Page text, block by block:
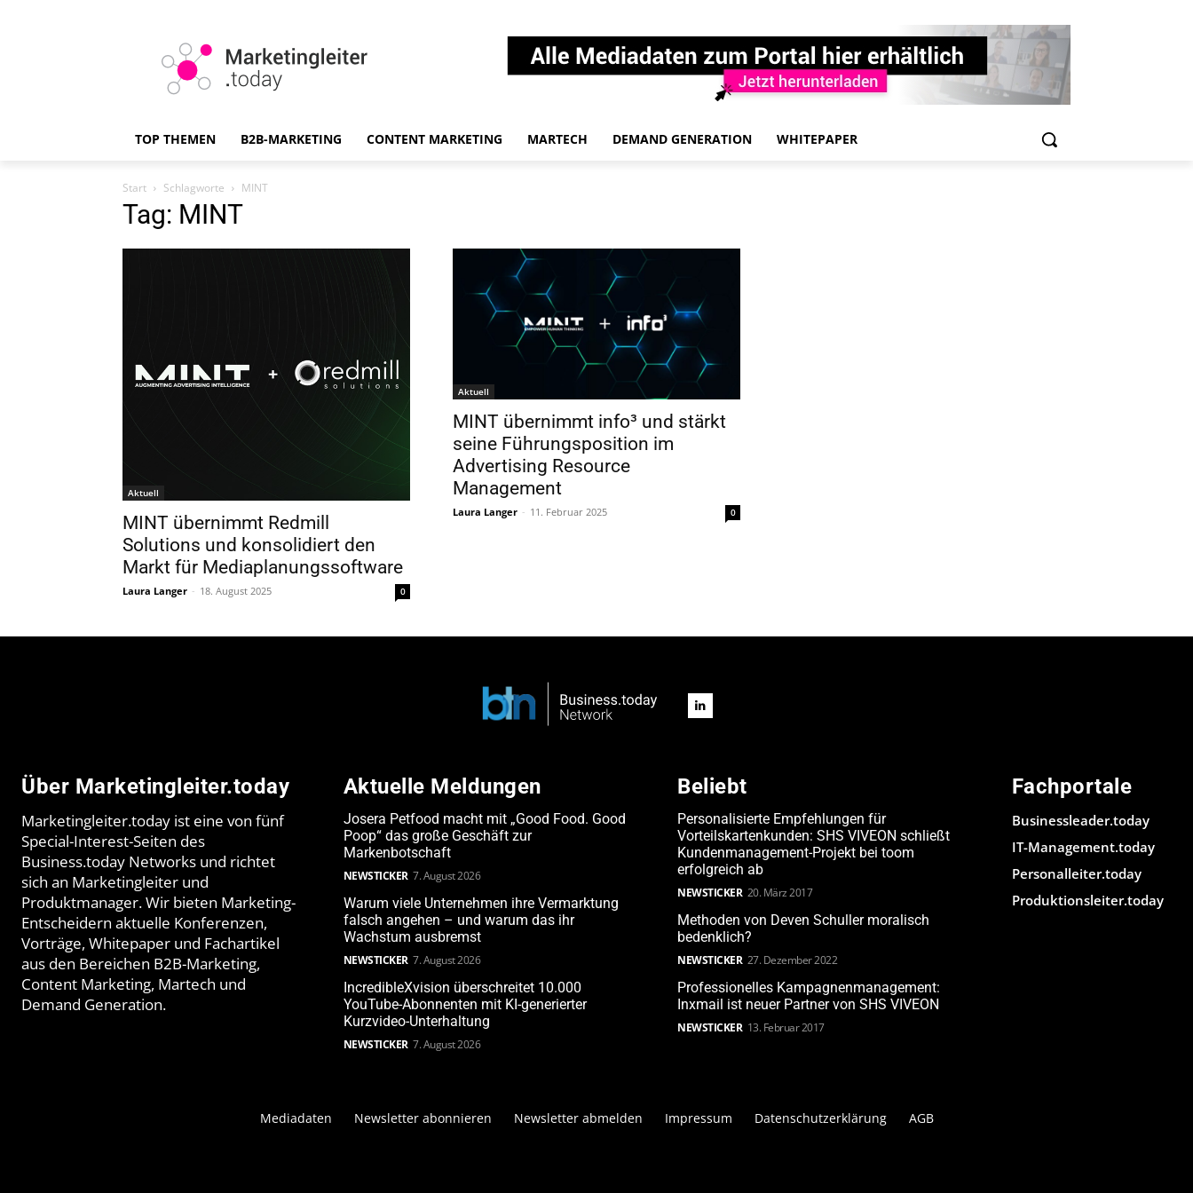
TOP THEMEN B2B-MARKETING CONTENT MARKETING MARTECH DEMAND GENERATION WHITEPAPER
Start Schlagworte MINT
Tag: MINT
Aktuell
MINT übernimmt Redmill
Solutions und konsolidiert den
Markt für Mediaplanungssoftware
Laura Langer - 18. August 2025 0
Aktuell
MINT übernimmt info³ und stärkt
seine Führungsposition im
Advertising Resource
Management
Laura Langer - 11. Februar 2025 0
Über Marketingleiter.today
Marketingleiter.today ist eine von fünf
Special-Interest-Seiten des
Business.today Networks und richtet
sich an Marketingleiter und
Produktmanager. Wir bieten Marketing-
Entscheidern aktuelle Konferenzen,
Vorträge, Whitepaper und Fachartikel
aus den Bereichen B2B-Marketing,
Content Marketing, Martech und
Demand Generation.
Aktuelle Meldungen
Josera Petfood macht mit „Good Food. Good
Poop“ das große Geschäft zur
Markenbotschaft
NEWSTICKER 7. August 2026
Warum viele Unternehmen ihre Vermarktung
falsch angehen – und warum das ihr
Wachstum ausbremst
NEWSTICKER 7. August 2026
IncredibleXvision überschreitet 10.000
YouTube-Abonnenten mit KI-generierter
Kurzvideo-Unterhaltung
NEWSTICKER 7. August 2026
Beliebt
Personalisierte Empfehlungen für
Vorteilskartenkunden: SHS VIVEON schließt
Kundenmanagement-Projekt bei toom
erfolgreich ab
NEWSTICKER 20. März 2017
Methoden von Deven Schuller moralisch
bedenklich?
NEWSTICKER 27. Dezember 2022
Professionelles Kampagnenmanagement:
Inxmail ist neuer Partner von SHS VIVEON
NEWSTICKER 13. Februar 2017
Fachportale
Businessleader.today
IT-Management.today
Personalleiter.today
Produktionsleiter.today
Mediadaten Newsletter abonnieren Newsletter abmelden Impressum Datenschutzerklärung AGB